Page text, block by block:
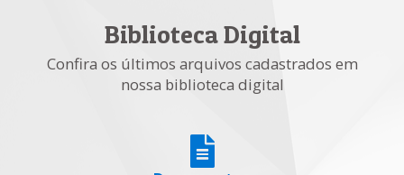
Biblioteca Digital
Confira os últimos arquivos cadastrados em
nossa biblioteca digital